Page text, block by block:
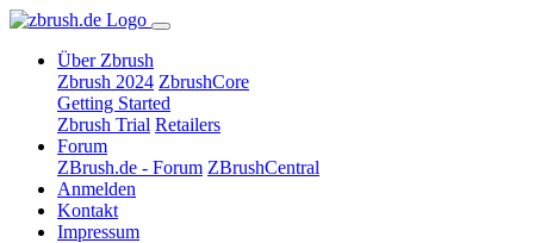
Über Zbrush
Zbrush 2024 ZbrushCore
Getting Started
Zbrush Trial Retailers
Forum
ZBrush.de - Forum ZBrushCentral
Anmelden
Kontakt
Impressum